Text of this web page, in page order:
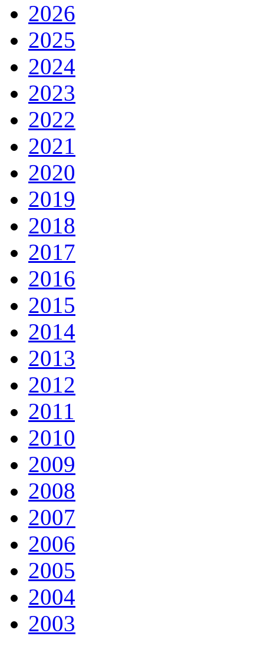
2026
2025
2024
2023
2022
2021
2020
2019
2018
2017
2016
2015
2014
2013
2012
2011
2010
2009
2008
2007
2006
2005
2004
2003